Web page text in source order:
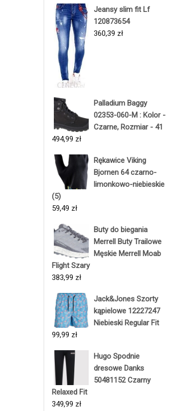
Jeansy slim fit Lf
120873654
360,39 zł
Palladium Baggy
02353-060-M : Kolor -
Czarne, Rozmiar - 41
494,99 zł
Rękawice Viking
Bjornen 64 czarno-
limonkowo-niebieskie
(5)
59,49 zł
Buty do biegania
Merrell Buty Trailowe
Męskie Merrell Moab
Flight Szary
383,99 zł
Jack&Jones Szorty
kąpielowe 12227247
Niebieski Regular Fit
99,99 zł
Hugo Spodnie
dresowe Danks
50481152 Czarny
Relaxed Fit
349,99 zł